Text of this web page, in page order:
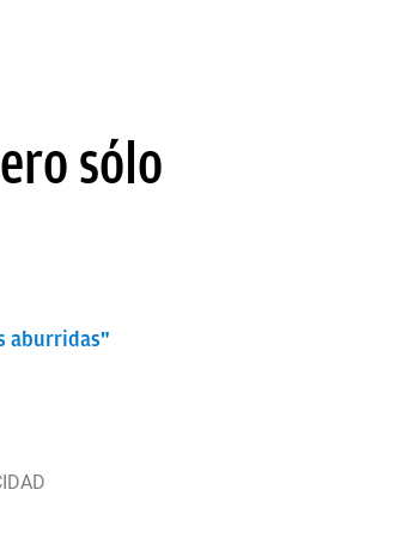
sólo
aburridas"